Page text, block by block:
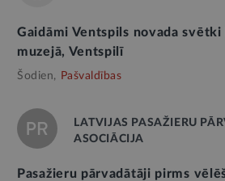
Gaidāmi Ventspils novada
muzejā, Ventspilī
Šodien, Pašvaldības
LATVIJAS PASAŽIERU
ASOCIĀCIJA
Pasažieru pārvadātāji pirms